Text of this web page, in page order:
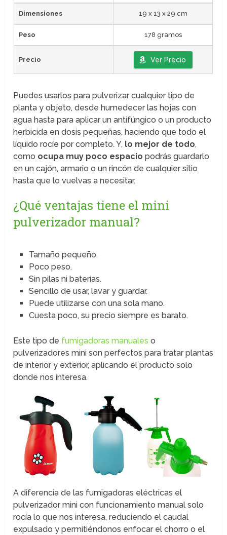
Dimensiones 19 x 13 x 29 cm
Peso 178 gramos
Precio Ver Precio
Puedes usarlos para pulverizar cualquier tipo de
planta y objeto, desde humedecer las hojas con
agua hasta para aplicar un antifúngico o un producto
herbicida en dosis pequeñas, haciendo que todo el
líquido rocíe por completo. Y, lo mejor de todo,
como ocupa muy poco espacio podrás guardarlo
en un cajón, armario o un rincón de cualquier sitio
hasta que lo vuelvas a necesitar.
¿Qué ventajas tiene el mini
pulverizador manual?
Tamaño pequeño.
Poco peso.
Sin pilas ni baterías.
Sencillo de usar, lavar y guardar.
Puede utilizarse con una sola mano.
Cuesta poco, su precio siempre es barato.
Este tipo de fumigadoras manuales o
pulverizadores mini son perfectos para tratar plantas
de interior y exterior, aplicando el producto solo
donde nos interesa.
A diferencia de las fumigadoras eléctricas el
pulverizador mini con funcionamiento manual solo
rocía lo que nos interesa, reduciendo el caudal
expulsado y permitiéndonos enfocar el chorro o el